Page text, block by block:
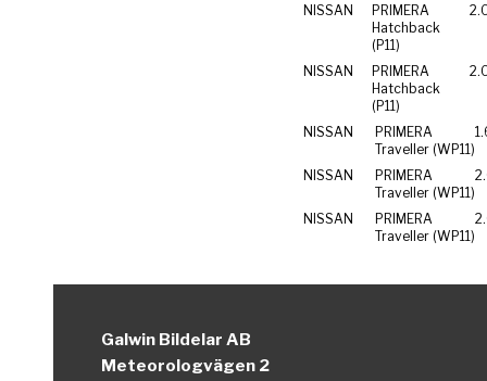
NISSAN
PRIMERA
Hatchback
(P11)
NISSAN
PRIMERA
Hatchback
(P11)
NISSAN
PRIMERA
Traveller (WP11)
NISSAN
PRIMERA
Traveller (WP11)
NISSAN
PRIMERA
Traveller (WP11)
Galwin Bildelar AB
Meteorologvägen 2